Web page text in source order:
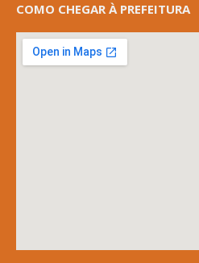
COMO CHEGAR À PREFEITURA